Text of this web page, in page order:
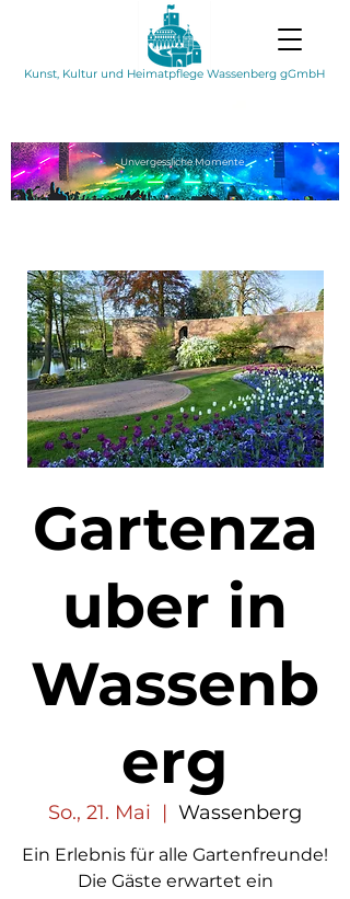
Kunst, Kultur und Heimatpflege Wassenberg gGmbH
UnvergesslicheMomente
Gartenza
uber in
Wassenb
erg
So., 21. Mai
  |
Wassenberg
Ein Erlebnis für alle Gartenfreunde!
Die Gäste erwartet ein